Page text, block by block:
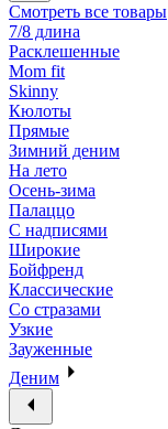
Смотреть все товары
7/8 длина
Расклешенные
Mom fit
Skinny
Кюлоты
Прямые
Зимний деним
На лето
Осень-зима
Палаццо
С надписями
Широкие
Бойфренд
Классические
Со стразами
Узкие
Зауженные
Деним